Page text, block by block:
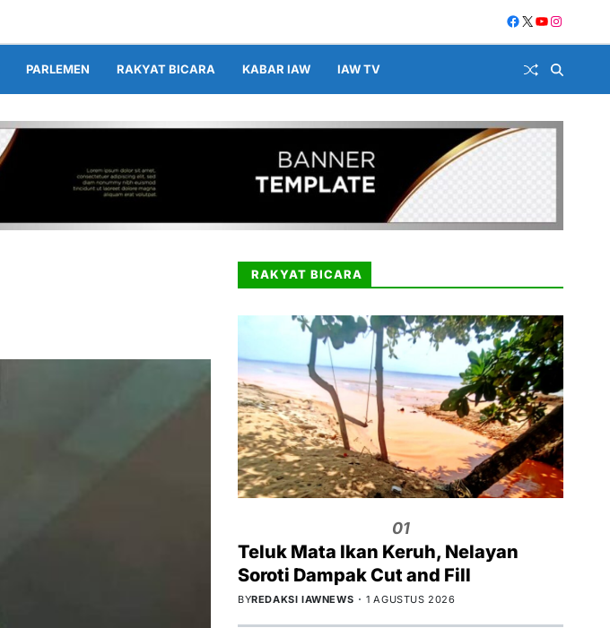
PARLEMEN RAKYAT BICARA KABAR IAW IAW TV
RAKYAT BICARA
01
Teluk Mata Ikan Keruh, Nelayan
Soroti Dampak Cut and Fill
BYREDAKSI IAWNEWS 1 AGUSTUS 2026